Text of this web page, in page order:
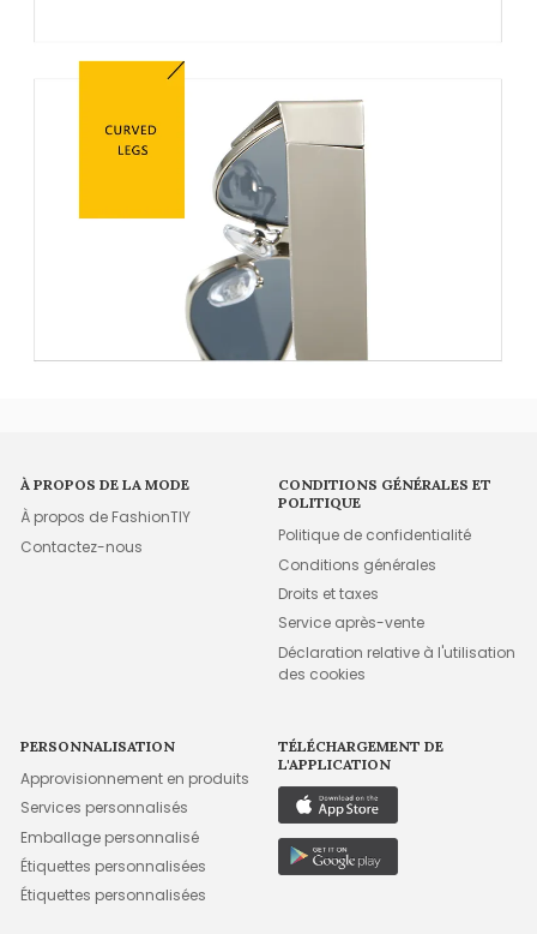
À PROPOS DE LA MODE
À propos de FashionTIY
Contactez-nous
CONDITIONS GÉNÉRALES ET
POLITIQUE
Politique de confidentialité
Conditions générales
Droits et taxes
Service après-vente
Déclaration relative à l'utilisation
des cookies
PERSONNALISATION
Approvisionnement en produits
Services personnalisés
Emballage personnalisé
Étiquettes personnalisées
Étiquettes personnalisées
TÉLÉCHARGEMENT DE
L'APPLICATION